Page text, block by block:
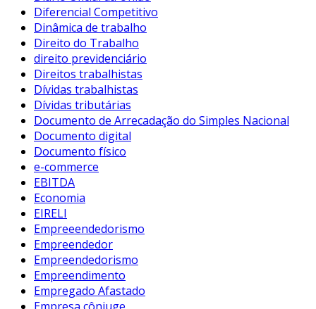
Diferencial Competitivo
Dinâmica de trabalho
Direito do Trabalho
direito previdenciário
Direitos trabalhistas
Dívidas trabalhistas
Dívidas tributárias
Documento de Arrecadação do Simples Nacional
Documento digital
Documento físico
e-commerce
EBITDA
Economia
EIRELI
Empreeendedorismo
Empreendedor
Empreendedorismo
Empreendimento
Empregado Afastado